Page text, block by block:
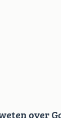
over